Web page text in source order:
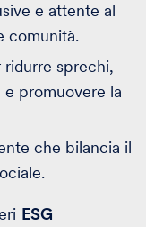
e attente al
comunità.
sprechi,
e promuovere la
che bilancia il
ESG